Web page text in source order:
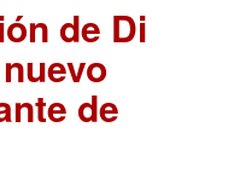
de Di
de